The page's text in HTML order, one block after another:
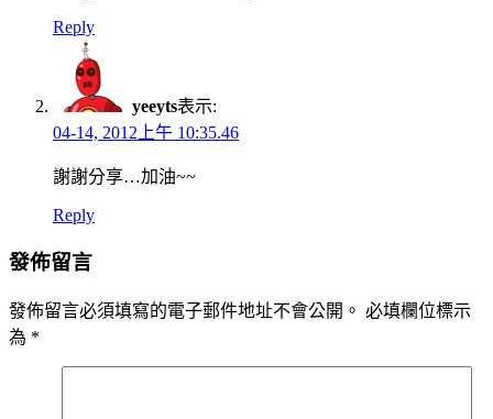
Reply
yeeyts表示:
04-14, 2012上午 10:35.46
謝謝分享…加油~~
Reply
發佈留言
發佈留言必須填寫的電子郵件地址不會公開。 必填欄位標示
為 *